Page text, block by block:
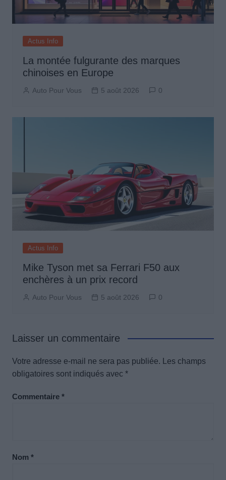
Actus Info
La montée fulgurante des marques
chinoises en Europe
Auto Pour Vous 5 août 2026 0
Actus Info
Mike Tyson met sa Ferrari F50 aux
enchères à un prix record
Auto Pour Vous 5 août 2026 0
Laisser un commentaire
Votre adresse e-mail ne sera pas publiée.
Les champs
obligatoires sont indiqués avec *
Commentaire *
Nom *